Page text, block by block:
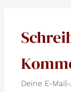
Deine E-